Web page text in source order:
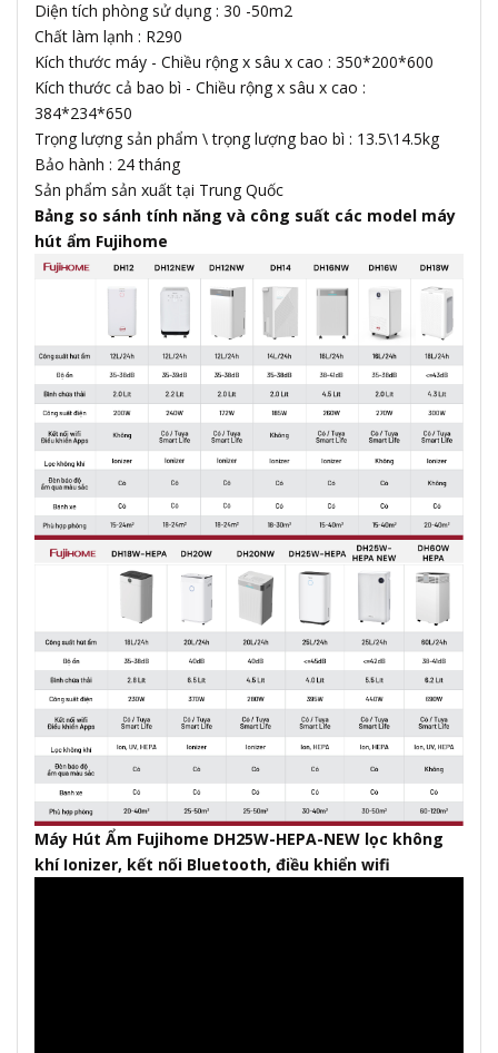
Diện tích phòng sử dụng : 30 -50m2
Chất làm lạnh : R290
Kích thước máy - Chiều rộng x sâu x cao : 350*200*600
Kích thước cả bao bì - Chiều rộng x sâu x cao :
384*234*650
Trọng lượng sản phẩm \ trọng lượng bao bì : 13.5\14.5kg
Bảo hành : 24 tháng
Sản phẩm sản xuất tại Trung Quốc
Bảng so sánh tính năng và công suất các model máy
hút ẩm Fujihome
Máy Hút Ẩm Fujihome DH25W-HEPA-NEW lọc không
khí Ionizer, kết nối Bluetooth, điều khiển wifi